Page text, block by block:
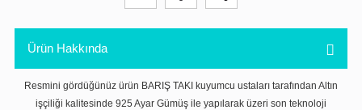
Ürün Hakkında
Resmini gördüğünüz ürün BARIŞ TAKI kuyumcu ustaları tarafından Altın
işçiliği kalitesinde 925 Ayar Gümüş ile yapılarak üzeri son teknoloji